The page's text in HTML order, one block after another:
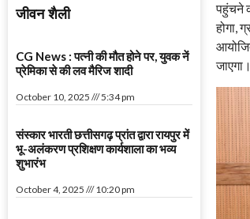
जीवन शैली
CG News : पत्नी की मौत होने पर, युवक नें
प्रेमिका से की लव मैरिज शादी
October 10, 2025 5:34 pm
संस्कार भारती छत्तीसगढ़ प्रांत द्वारा रायपुर में
भू-अलंकरण प्रशिक्षण कार्यशाला का भव्य
शुभारंभ
October 4, 2025 10:20 pm
पहुंचने
होगा,
जाएगा।